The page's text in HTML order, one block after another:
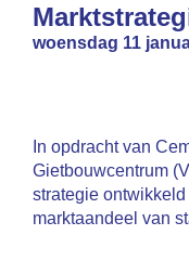
woensdag 11
In opdracht van
Gietbouwcentrum
strategie
marktaandeel van